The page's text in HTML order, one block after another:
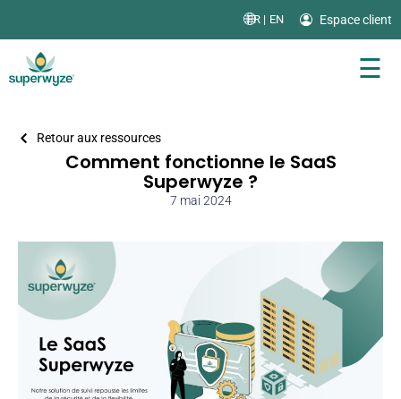
FR | EN Espace client
☰
Retour aux ressources
Comment fonctionne le SaaS
Superwyze ?
7 mai 2024